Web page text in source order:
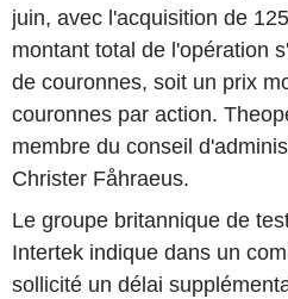
juin, avec l'acquisition de
montant total de l'opération
de couronnes, soit un prix
couronnes par action.
membre du conseil
Christer Fåhraeus.
Le groupe britannique de
Intertek indique dans un
sollicité un délai